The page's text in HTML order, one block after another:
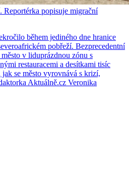
popisuje migrační
během jediného dne hranice
pobřeží. Bezprecedentní
v liduprázdnou zónu s
restauracemi a desítkami tisíc
se město vyrovnává s krizí,
Aktuálně.cz Veronika